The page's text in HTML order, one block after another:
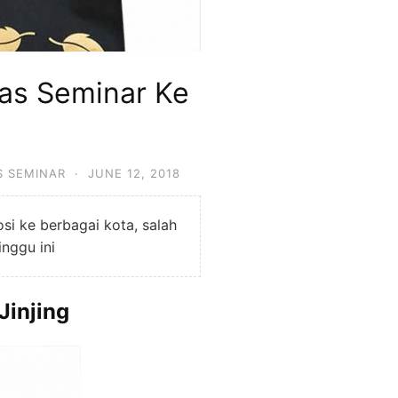
Seminar Ke
SEMINAR · JUNE 12, 2018
ke berbagai kota, salah
ini